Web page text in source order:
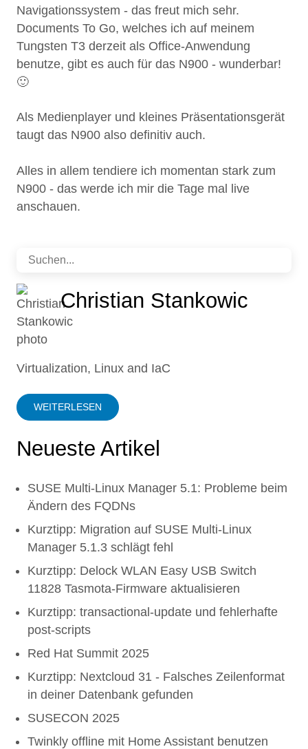
Navigationssystem - das freut mich sehr.
Documents To Go, welches ich auf meinem
Tungsten T3 derzeit als Office-Anwendung
benutze, gibt es auch für das N900 - wunderbar!
🙂
Als Medienplayer und kleines Präsentationsgerät
taugt das N900 also definitiv auch.
Alles in allem tendiere ich momentan stark zum
N900 - das werde ich mir die Tage mal live
anschauen.
Christian Stankowic
Virtualization, Linux and IaC
WEITERLESEN
Neueste Artikel
SUSE Multi-Linux Manager 5.1: Probleme beim
Ändern des FQDNs
Kurztipp: Migration auf SUSE Multi-Linux
Manager 5.1.3 schlägt fehl
Kurztipp: Delock WLAN Easy USB Switch
11828 Tasmota-Firmware aktualisieren
Kurztipp: transactional-update und fehlerhafte
post-scripts
Red Hat Summit 2025
Kurztipp: Nextcloud 31 - Falsches Zeilenformat
in deiner Datenbank gefunden
SUSECON 2025
Twinkly offline mit Home Assistant benutzen